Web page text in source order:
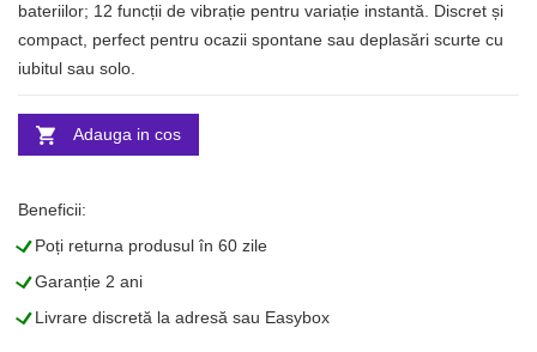
bateriilor; 12 funcții de vibrație pentru variație instantă. Discret și
compact, perfect pentru ocazii spontane sau deplasări scurte cu
iubitul sau solo.
Adauga in cos
Beneficii:
LPoți returna produsul în 60 zile
LGaranție 2 ani
LLivrare discretă la adresă sau Easybox